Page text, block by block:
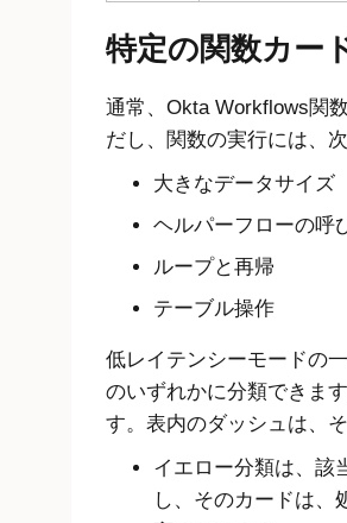
特定の関数カー
通常、 Okta Workflows関
だし、関数の実行には、
大きなデータサイズ
ヘルパーフローの呼
ループと再帰
テーブル操作
低レイテンシーモードの
のいずれかに分類できま
す。表内のダッシュは、
イエロー分類は、該
し、そのカードは、